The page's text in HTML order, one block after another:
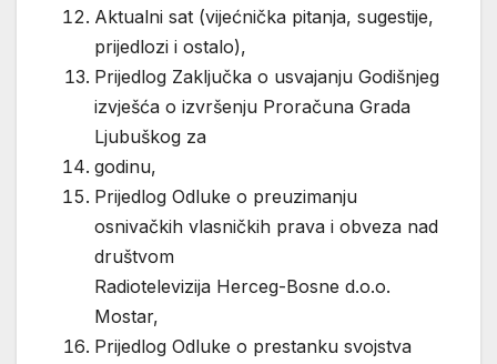
Aktualni sat (vijećnička pitanja, sugestije,
prijedlozi i ostalo),
Prijedlog Zaključka o usvajanju Godišnjeg
izvješća o izvršenju Proračuna Grada
Ljubuškog za
godinu,
Prijedlog Odluke o preuzimanju
osnivačkih vlasničkih prava i obveza nad
društvom
Radiotelevizija Herceg-Bosne d.o.o.
Mostar,
Prijedlog Odluke o prestanku svojstva